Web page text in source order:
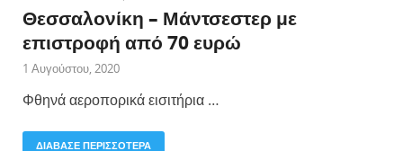
Θεσσαλονίκη – Μάντσεστερ με
επιστροφή από 70 ευρώ
1 Αυγούστου, 2020
Φθηνά αεροπορικά εισιτήρια …
ΔΙΑΒΑΣΕ ΠΕΡΙΣΣΟΤΕΡΑ